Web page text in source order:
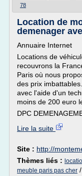
78
Location de
demenager
Annuaire Internet
Locations de
recouvrons la
Paris où nous
des prix
avec l'aide d'un
moins de 200 euro
DPC
Lire la suite
Site : http://
Thèmes liés :
meuble paris pas cher /